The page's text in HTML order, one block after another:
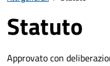
Statuto
Approvato con